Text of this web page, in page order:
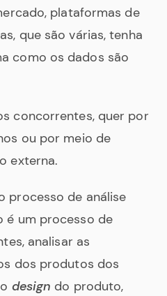
plataformas de
que são várias, tenha
como os dados são
concorrentes, quer por
ou por meio de
externa.
processo de análise
é um processo de
analisar as
dos produtos dos
design do produto,